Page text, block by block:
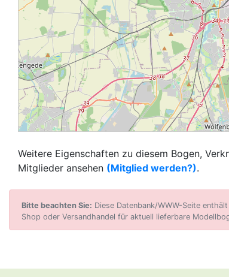
Weitere Eigenschaften zu diesem Bogen,
Mitglieder ansehen (Mitglied werden?).
Bitte beachten Sie: Diese Datenbank/WWW-Seite
Shop oder Versandhandel für aktuell lieferbare